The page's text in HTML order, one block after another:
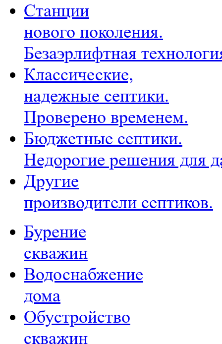
Станции
нового поколения.
Безаэрлифтная
Классические,
надежные септики.
Проверено временем.
Бюджетные септики.
Недорогие решения для
Другие
производители септиков.
Бурение
скважин
Водоснабжение
дома
Обустройство
скважин